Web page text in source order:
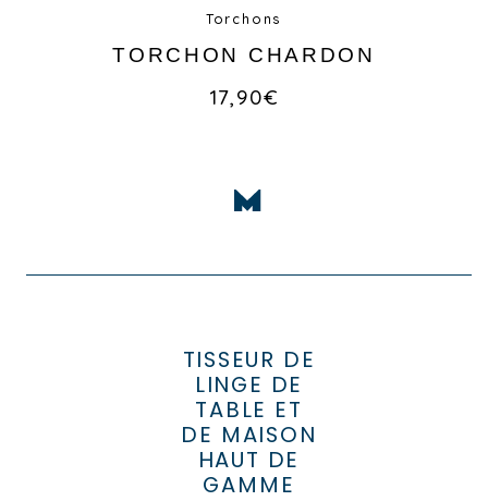
Torchons
TORCHON CHARDON
17,90€
TISSEUR DE
LINGE DE
TABLE ET
DE MAISON
HAUT DE
GAMME